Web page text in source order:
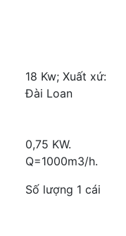
18 Kw; Xuất xứ:
Đài Loan
0,75 KW.
Q=1000m3/h.
Số lượng 1 cái